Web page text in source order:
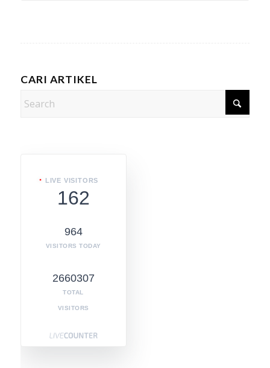
CARI ARTIKEL
LIVE VISITORS
162
964
VISITORS TODAY
2660307
TOTAL
VISITORS